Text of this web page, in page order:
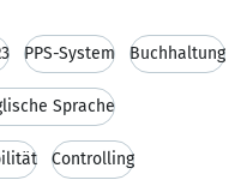
PPS-System Buchhaltung
Sprache
Controlling